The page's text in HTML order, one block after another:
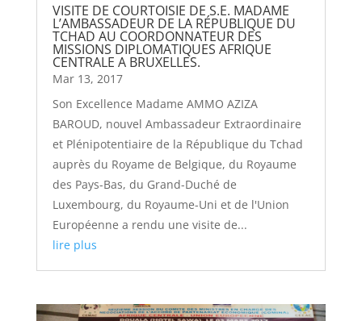
VISITE DE COURTOISIE DE S.E. MADAME
L’AMBASSADEUR DE LA RÉPUBLIQUE DU
TCHAD AU COORDONNATEUR DES
MISSIONS DIPLOMATIQUES AFRIQUE
CENTRALE A BRUXELLES.
Mar 13, 2017
Son Excellence Madame AMMO AZIZA
BAROUD, nouvel Ambassadeur Extraordinaire
et Plénipotentiaire de la République du Tchad
auprès du Royame de Belgique, du Royaume
des Pays-Bas, du Grand-Duché de
Luxembourg, du Royaume-Uni et de l'Union
Européenne a rendu une visite de...
lire plus